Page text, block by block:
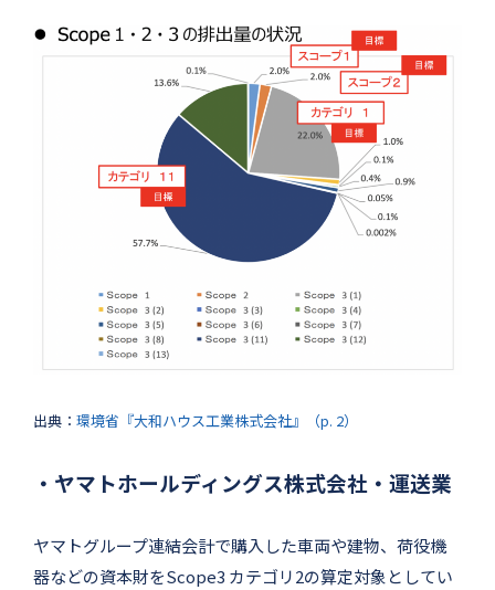
出典： 環境省『大和ハウス工業株式会社』（p. 2）
・ヤマトホールディングス株式会社・運送業
ヤマトグループ連結会計で購入した車両や建物、荷役機
器などの資本財をScope3 カテゴリ2の算定対象としてい